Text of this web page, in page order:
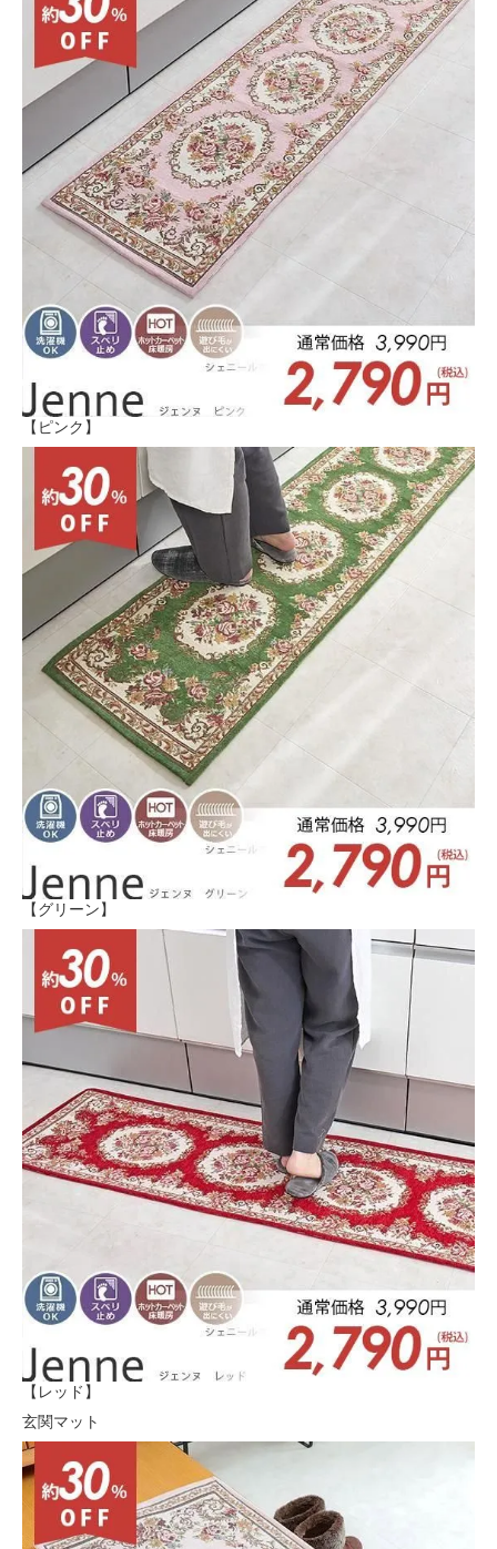
【ピンク】
【グリーン】
【レッド】
玄関マット